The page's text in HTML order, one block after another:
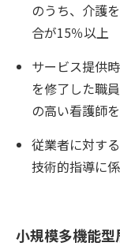
のうち、介護
合が15％以上
サービス提供
を修了した職
の高い看護師
従業者に対す
技術的指導に
小規模多機能型